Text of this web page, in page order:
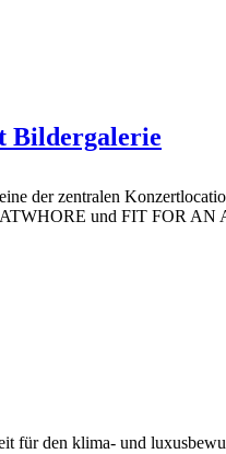
Bildergalerie
der zentralen
und FIT FOR AN
für den klima- und